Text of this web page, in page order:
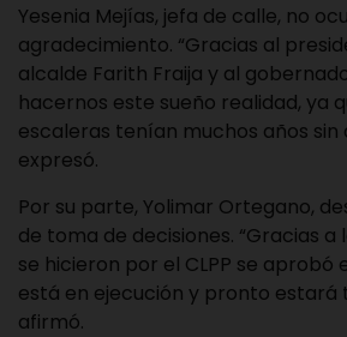
Yesenia Mejías, jefa de calle, no
agradecimiento. “Gracias al
alcalde Farith Fraija y al
hacernos este sueño realidad, ya
escaleras tenían muchos años sin
expresó.
Por su parte, Yolimar Ortegano,
de toma de decisiones. “Gracias a
se hicieron por el CLPP se aprobó
está en ejecución y pronto estará
afirmó.